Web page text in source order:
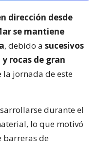
dirección desde
se mantiene
, debido a sucesivos
rocas de gran
jornada de este
durante el
lo que motivó
barreras de